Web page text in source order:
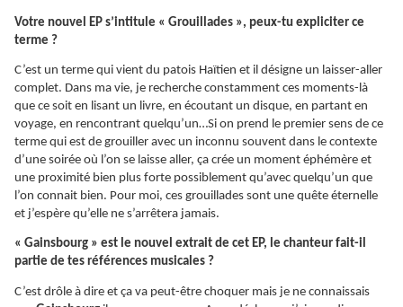
Votre nouvel EP s’intitule « Grouillades », peux-tu expliciter ce
terme ?
C’est un terme qui vient du patois Haïtien et il désigne un laisser-aller
complet. Dans ma vie, je recherche constamment ces moments-là
que ce soit en lisant un livre, en écoutant un disque, en partant en
voyage, en rencontrant quelqu’un…Si on prend le premier sens de ce
terme qui est de grouiller avec un inconnu souvent dans le contexte
d’une soirée où l’on se laisse aller, ça crée un moment éphémère et
une proximité bien plus forte possiblement qu’avec quelqu’un que
l’on connait bien. Pour moi, ces grouillades sont une quête éternelle
et j’espère qu’elle ne s’arrêtera jamais.
« Gainsbourg » est le nouvel extrait de cet EP, le chanteur fait-il
partie de tes références musicales ?
C’est drôle à dire et ça va peut-être choquer mais je ne connaissais